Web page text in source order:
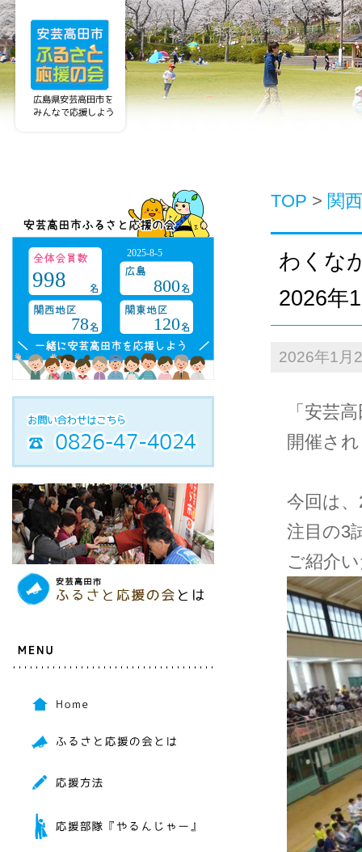
2025-8-5
998
800
78
120
TOP > 関
わくな
2026年
2026年1月
「安芸
開催さ
今回は
注目の3
ご紹介